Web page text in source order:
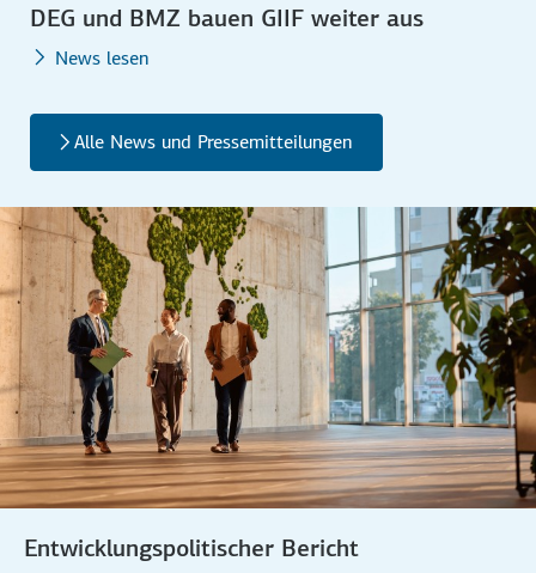
DEG und BMZ bauen GIIF weiter aus
News lesen
Alle News und Pressemitteilungen
Entwicklungspolitischer Bericht